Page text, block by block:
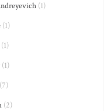
(1)
(1)
(1)
(1)
(7)
(2)